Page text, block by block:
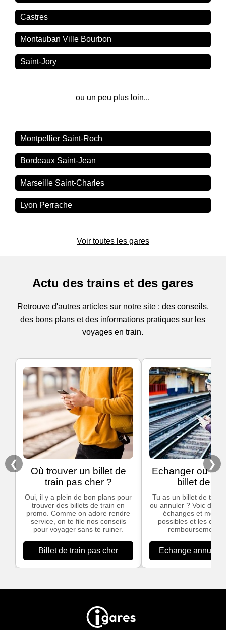
Castres
Montauban Ville Bourbon
Saint-Jory
ou un peu plus loin...
Montpellier Saint-Roch
Bordeaux Saint-Jean
Marseille Saint-Charles
Lyon Perrache
Voir toutes les gares
Actu des trains et des gares
Retrouve d'autres articles sur notre site : des conseils,
des bons plans et des informations pratiques sur les
voyages en train.
❮
Où trouver un billet de
train pas cher ?
Oui, il y a plein de bon plans pour
trouver des billets de train en
promo. Comme on adore rendre
service, on te file nos conseils
pour voyager sans te ruiner.
Billet de train pas cher
Echanger ou
billet de
Tu as un billet de train
ou annuler ? Voic des
échanges et
possibles et les
remboursement
Echange
❯